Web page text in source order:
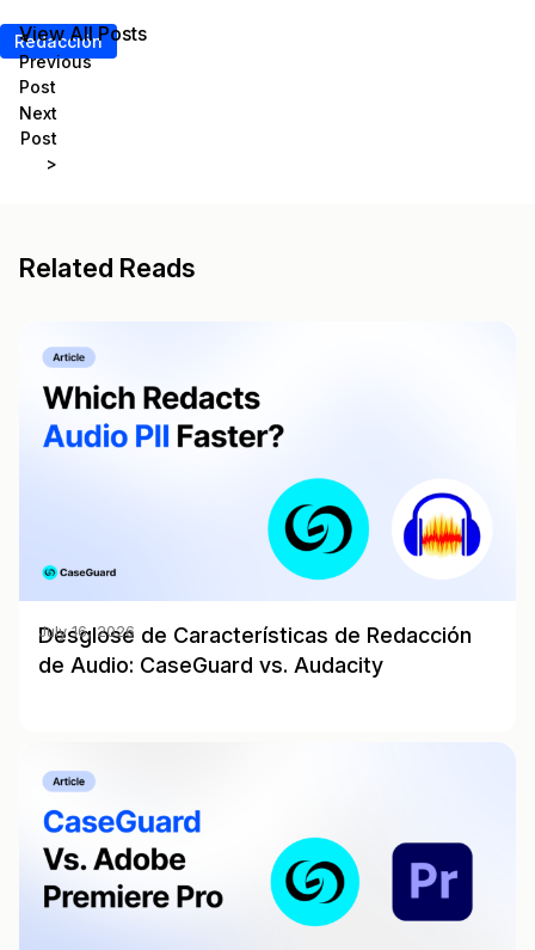
Redacción
<
Previous
Post
Next
Post
>
View All Posts
Related Reads
Desglose de Características de Redacción
de Audio: CaseGuard vs. Audacity
July 16, 2026